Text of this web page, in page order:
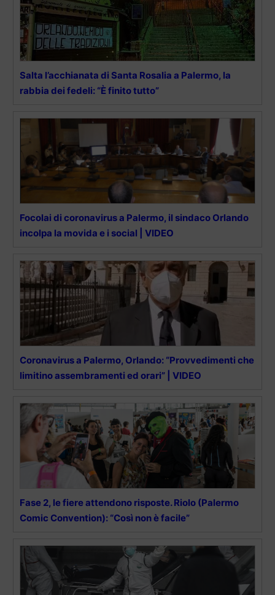
Salta l’acchianata di Santa Rosalia a Palermo, la
rabbia dei fedeli: “È finito tutto”
Focolai di coronavirus a Palermo, il sindaco Orlando
incolpa la movida e i social | VIDEO
Coronavirus a Palermo, Orlando: “Provvedimenti che
limitino assembramenti ed orari” | VIDEO
Fase 2, le fiere attendono risposte. Riolo (Palermo
Comic Convention): “Così non è facile”